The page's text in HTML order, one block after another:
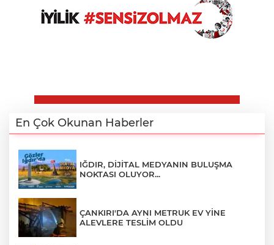
En Çok Okunan Haberler
IĞDIR, DİJİTAL MEDYANIN BULUŞMA
NOKTASI OLUYOR...
ÇANKIRI'DA AYNI METRUK EV YİNE
ALEVLERE TESLİM OLDU